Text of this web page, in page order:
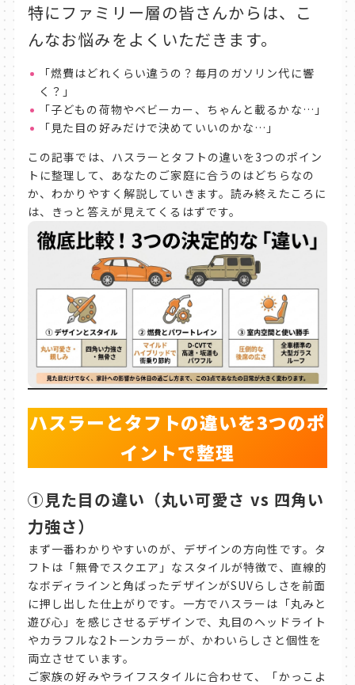
特にファミリー層の皆さんからは、こ
んなお悩みをよくいただきます。
「燃費はどれくらい違うの？毎月のガソリン代に響
く？」
「子どもの荷物やベビーカー、ちゃんと載るかな…」
「見た目の好みだけで決めていいのかな…」
この記事では、ハスラーとタフトの違いを3つのポイン
トに整理して、あなたのご家庭に合うのはどちらなの
か、わかりやすく解説していきます。読み終えたころに
は、きっと答えが見えてくるはずです。
ハスラーとタフトの違いを3つのポ
イントで整理
①見た目の違い（丸い可愛さ vs 四角い
力強さ）
まず一番わかりやすいのが、デザインの方向性です。タ
フトは「無骨でスクエア」なスタイルが特徴で、直線的
なボディラインと角ばったデザインがSUVらしさを前面
に押し出した仕上がりです。一方でハスラーは「丸みと
遊び心」を感じさせるデザインで、丸目のヘッドライト
やカラフルな2トーンカラーが、かわいらしさと個性を
両立させています。
ご家族の好みやライフスタイルに合わせて、「かっこよ